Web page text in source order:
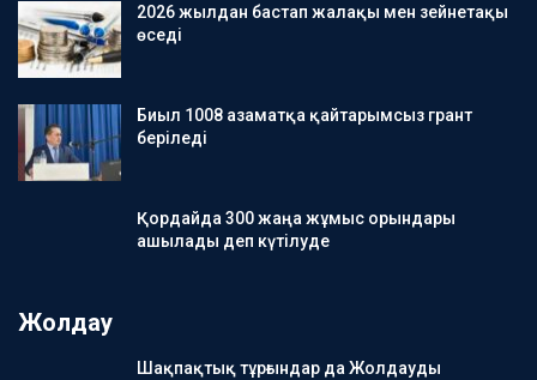
2026 жылдан бастап жалақы мен зейнетақы
өседі
Биыл 1008 азаматқа қайтарымсыз грант
беріледі
Қордайда 300 жаңа жұмыс орындары
ашылады деп күтілуде
Жолдау
Шақпақтық тұрғындар да Жолдауды